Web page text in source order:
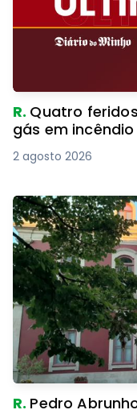
R. Quatro
gás em
2 agosto 2026
R. Pedro